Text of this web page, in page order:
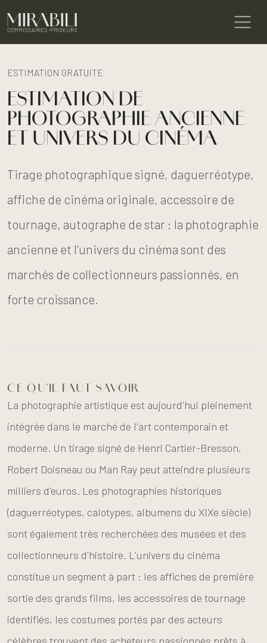
ESTIMATION GRATUITE
ESTIMATION DE
PHOTOGRAPHIE ANCIENNE
ET UNIVERS DU CINÉMA
Tirage photographique signé, daguerréotype,
affiche de cinéma originale, accessoire de
tournage, autographe de star : la photographie
ancienne et l'univers du cinéma sont des
marchés de collectionneurs passionnés, en
forte croissance.
CE QU'IL FAUT SAVOIR
La photographie artistique est aujourd'hui pleinement
intégrée dans le marché de l'art contemporain et
moderne. Un tirage signé de Henri Cartier-Bresson,
Robert Doisneau ou Man Ray peut atteindre plusieurs
milliers d'euros. Les photographies historiques
(daguerréotypes, calotypes, albumens du XIXe siècle)
sont également très recherchées des musées et des
collectionneurs d'histoire. L'univers du cinéma
constitue un segment à part : les affiches de première
sortie des grands films, les accessoires de tournage
identifiés, les costumes portés par des acteurs